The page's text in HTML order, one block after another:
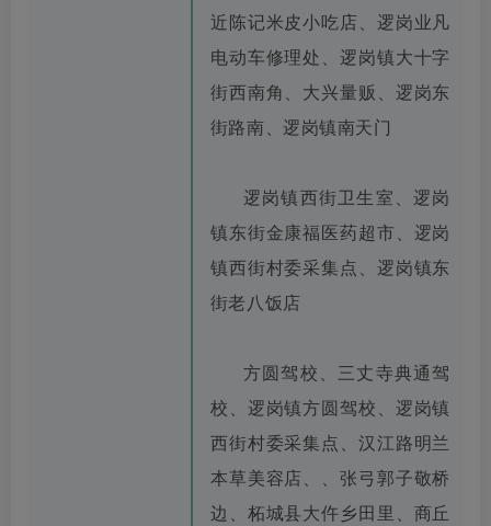
近陈记米皮小吃店、逻岗业凡
电动车修理处、逻岗镇大十字
街西南角、大兴量贩、逻岗东
街路南、逻岗镇南天门
逻岗镇西街卫生室、逻岗
镇东街金康福医药超市、逻岗
镇西街村委采集点、逻岗镇东
街老八饭店
方圆驾校、三丈寺典通驾
校、逻岗镇方圆驾校、逻岗镇
西街村委采集点、汉江路明兰
本草美容店、、张弓郭子敬桥
边、柘城县大仵乡田里、商丘